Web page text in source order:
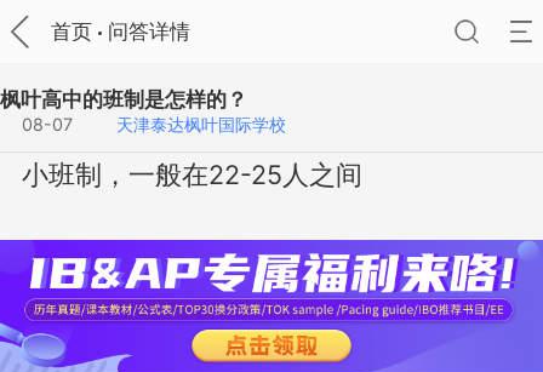
首页 问答详情
枫叶高中的班制是怎样的？
08-07 天津泰达枫叶国际学校
小班制，一般在22-25人之间